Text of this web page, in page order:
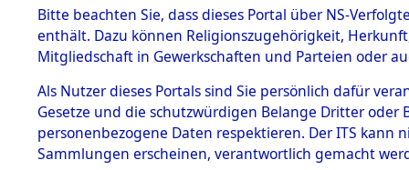
BESTÄNDE
1.
mente
5. Verschiedenes
5.3
Todesmärsche
Dachau
→0004
Bitte beachten Sie, dass dieses Portal über NS-
enthält. Dazu können Religionszugehörigkeit,
Mitgliedschaft in Gewerkschaften und Parteien oder
Als Nutzer dieses Portals sind Sie persönlich dafür
Gesetze und die schutzwürdigen Belange Dritter
personenbezogene Daten respektieren. Der ITS
Sammlungen erscheinen, verantwortlich gemacht